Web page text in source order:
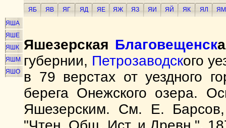
ЯБ
ЯВ ЯГ ЯД ЯЕ ЯЖ ЯЗ ЯИ ЯЙ ЯК ЯЛ
ЯМ
ЯША
ЯШЕ
ЯШК
ЯШМ
ЯШО
Яшезерская Благовещенск
губернии, Петрозаводского
в 79 верстах от уездного
берега Онежского озера.
Яшезерским. См. E.